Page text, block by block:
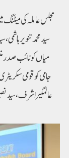
مجلس عاملہ کی
سید محمد تنویر
میاں کو نائب صدر
جامی کو قومی
عالمگیر اشرف، سید